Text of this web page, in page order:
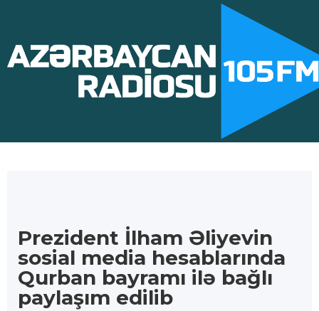
Prezident İlham Əliyevin
sosial media hesablarında
Qurban bayramı ilə bağlı
paylaşım edilib